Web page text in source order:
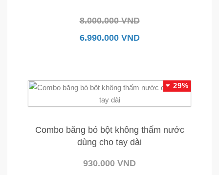
8.000.000 VND
6.990.000 VND
29%
Combo băng bó bột không thấm nước
dùng cho tay dài
930.000 VND